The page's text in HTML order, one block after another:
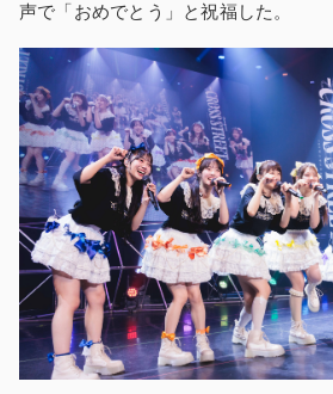
声で「おめでとう」と祝福した。